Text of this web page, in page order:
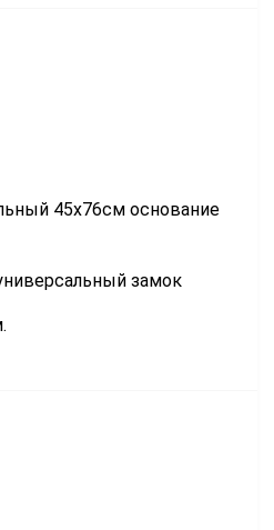
45х76см основание
замок